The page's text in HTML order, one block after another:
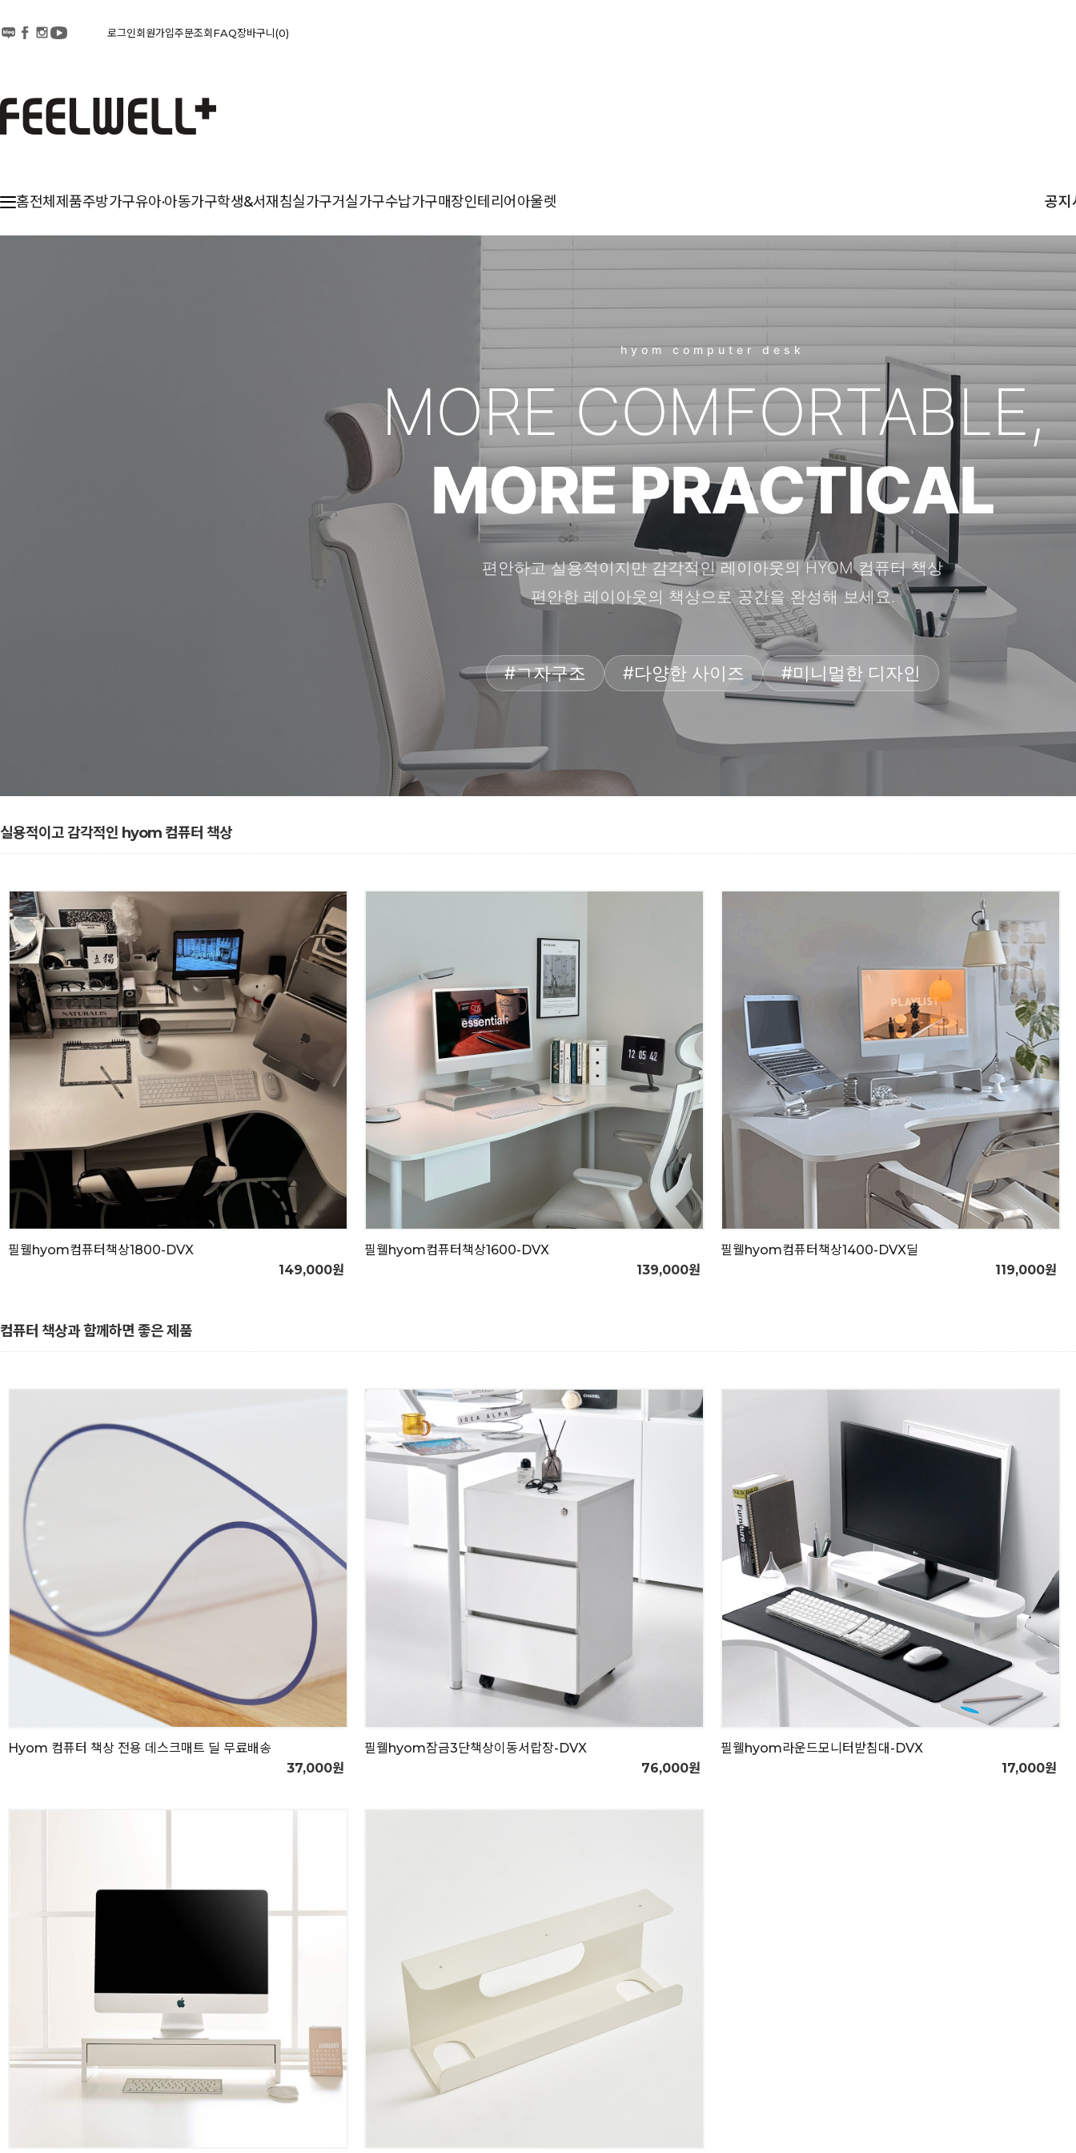
로그인회원가입주문조회FAQ장바구니 0
홈전체제품주방가구유아·아동가구학생&서재 침실가구거실가구수납가구매장인테리어 아울렛 공지
hyom computer desk
MORE COMFORTABLE,
MORE PRACTICAL
편안하고 실용적이지만 감각적인 레이아웃의 HYOM 컴퓨터 책상
편안한 레이아웃의 책상으로 공간을 완성해 보세요.
#ㄱ자구조 #다양한 사이즈 #미니멀한 디자인
실용적이고 감각적인 hyom 컴퓨터 책상
필웰hyom컴퓨터책상1800-DVX
149,000원
필웰hyom컴퓨터책상1600-DVX
139,000원
필웰hyom컴퓨터책상1400-DVX딜
119,000원
컴퓨터 책상과 함께하면 좋은 제품
Hyom 컴퓨터 책상 전용 데스크매트 딜 무료배송
37,000원
필웰hyom잠금3단책상이동서랍장-DVX
76,000원
필웰hyom라운드모니터받침대-DVX
17,000원